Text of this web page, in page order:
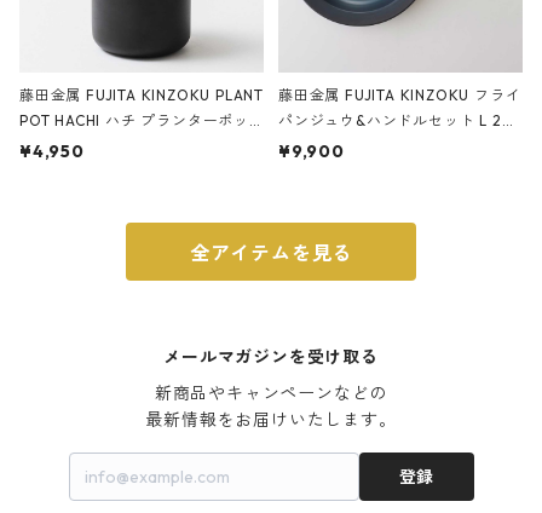
藤田金属 FUJITA KINZOKU PLANT
POT HACHI ハチ プランターポッ
ト 3号 ブラック
¥4,950
藤田金属 FUJITA KINZOKU フライ
パンジュウ&ハンドルセット L 24c
m ガス火・IH対応 鉄フライパン
¥9,900
全アイテムを見る
メールマガジンを受け取る
新商品やキャンペーンなどの
最新情報をお届けいたします。
登録